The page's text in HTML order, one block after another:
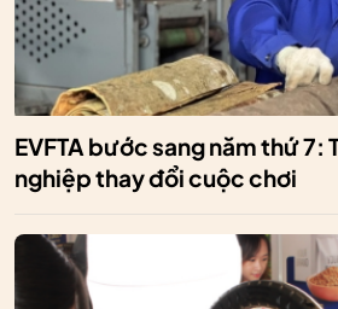
EVFTA bước sang năm thứ 7:
nghiệp thay đổi cuộc chơi